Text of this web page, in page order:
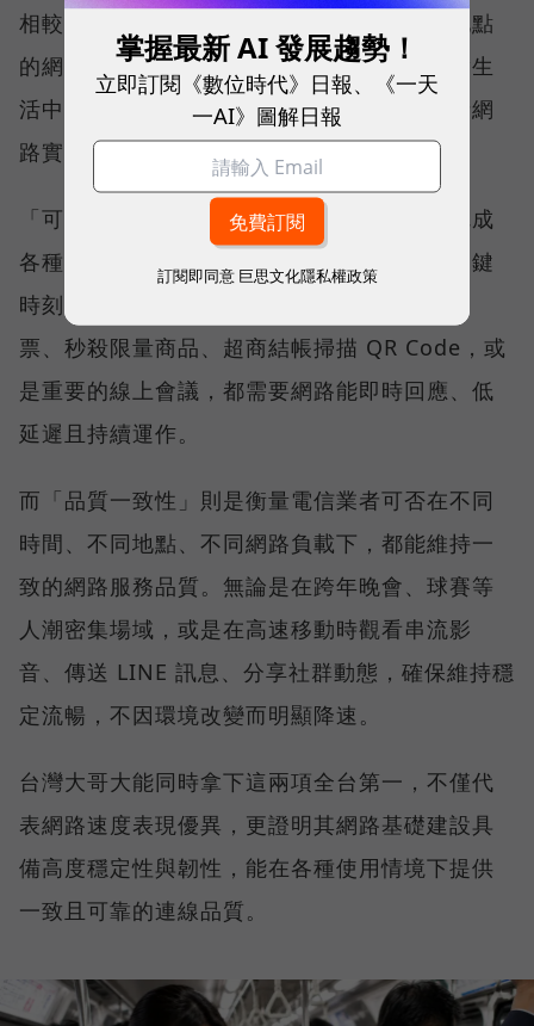
相較於傳統下載速度只反映單一時間、單一地點
的網路表現，這兩項指標更重視使用者在真實生
活中的整體體驗，因此也是最能反映電信業者網
路實力、最難取得的獎項。
「可靠性體驗」衡量的是使用者是否能順利完成
各種數位應用，因此，考驗的是網路服務在關鍵
時刻不中斷的能力。例如，搶購熱門演唱會門
票、秒殺限量商品、超商結帳掃描 QR Code，或
是重要的線上會議，都需要網路能即時回應、低
延遲且持續運作。
而「品質一致性」則是衡量電信業者可否在不同
時間、不同地點、不同網路負載下，都能維持一
致的網路服務品質。無論是在跨年晚會、球賽等
人潮密集場域，或是在高速移動時觀看串流影
音、傳送 LINE 訊息、分享社群動態，確保維持穩
定流暢，不因環境改變而明顯降速。
台灣大哥大能同時拿下這兩項全台第一，不僅代
表網路速度表現優異，更證明其網路基礎建設具
備高度穩定性與韌性，能在各種使用情境下提供
一致且可靠的連線品質。
掌握最新 AI 發展趨勢！
立即訂閱《數位時代》日報、《一天
一AI》圖解日報
訂閱即同意 巨思文化隱私權政策